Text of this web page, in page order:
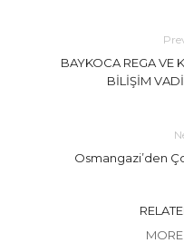
BAYKOCA REGA VE
BİLİŞİM
Osmangazi’den